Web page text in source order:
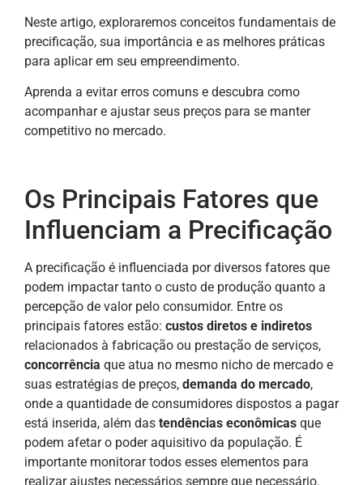
Neste artigo, exploraremos conceitos fundamentais de
precificação, sua importância e as melhores práticas
para aplicar em seu empreendimento.
Aprenda a evitar erros comuns e descubra como
acompanhar e ajustar seus preços para se manter
competitivo no mercado.
Os Principais Fatores que
Influenciam a Precificação
A precificação é influenciada por diversos fatores que
podem impactar tanto o custo de produção quanto a
percepção de valor pelo consumidor. Entre os
principais fatores estão: custos diretos e indiretos
relacionados à fabricação ou prestação de serviços,
concorrência que atua no mesmo nicho de mercado e
suas estratégias de preços, demanda do mercado,
onde a quantidade de consumidores dispostos a pagar
está inserida, além das tendências econômicas que
podem afetar o poder aquisitivo da população. É
importante monitorar todos esses elementos para
realizar ajustes necessários sempre que necessário.